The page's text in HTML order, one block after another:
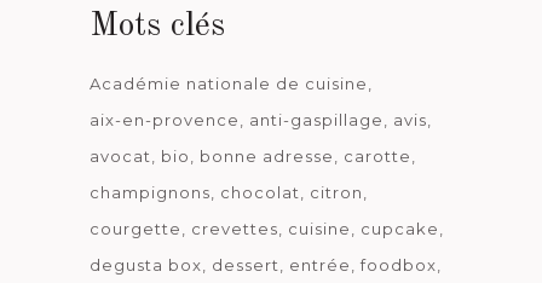
Mots clés
Académie nationale de cuisine
aix-en-provence
anti-gaspillage
avis
avocat
bio bonne adresse
carotte
champignons
chocolat
citron
courgette
crevettes cuisine
cupcake
degusta box
dessert entrée
foodbox